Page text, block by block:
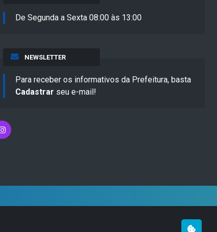
De Segunda a Sexta 08:00 às 13:00
NEWSLETTER
Para receber os informativos da Prefeitura, basta
Cadastrar seu e-mail!